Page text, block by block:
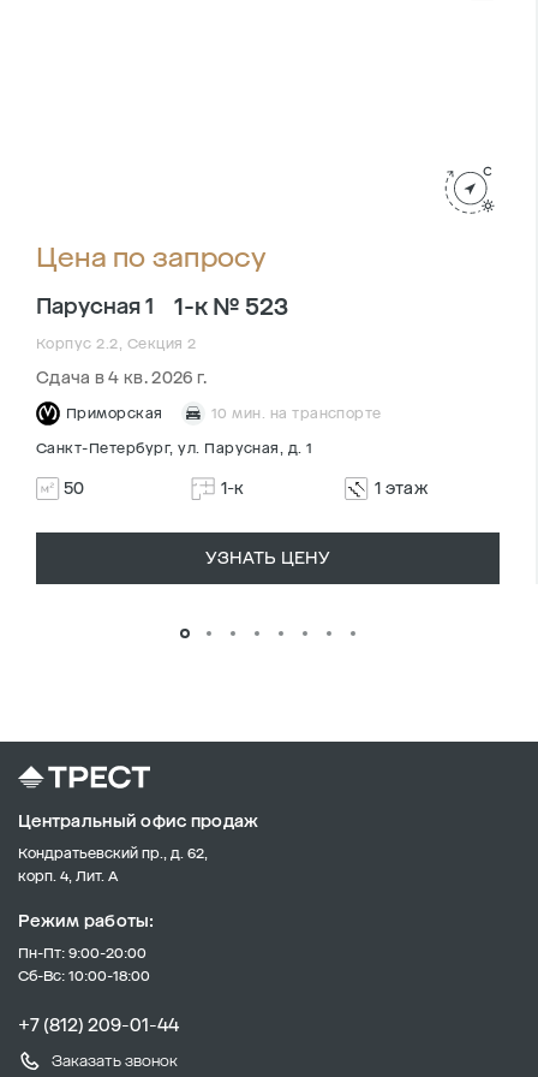
Цена по запросу
Парусная 1 1-к № 523
Корпус 2.2, Секция 2
Сдача в 4 кв. 2026 г.
Приморская 10 мин. на транспорте
Санкт-Петербург, ул. Парусная, д. 1
50 1-к 1 этаж
УЗНАТЬ ЦЕНУ
Центральный офис продаж
Кондратьевский пр., д. 62,
корп. 4, Лит. А
Режим работы:
Пн-Пт: 9:00-20:00
Сб-Вс: 10:00-18:00
+7 (812) 209-01-44
Заказать звонок